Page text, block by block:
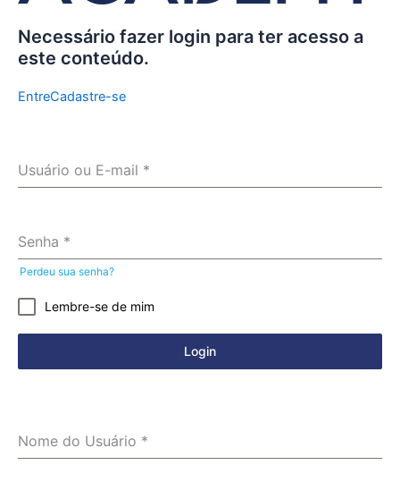
Necessário fazer login para ter acesso a
este conteúdo.
EntreCadastre-se
Usuário ou E-mail *
Senha *
Perdeu sua senha?
Lembre-se de mim
Login
Nome do Usuário *